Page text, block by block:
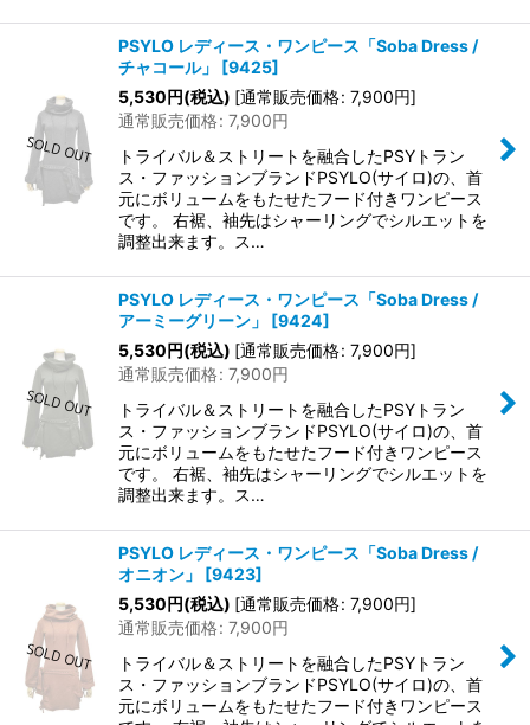
PSYLO レディース・ワンピース「Soba Dress /
チャコール」
[9425]
5,530円(税込) [通常販売価格: 7,900円]
通常販売価格: 7,900円
トライバル＆ストリートを融合したPSYトラン
ス・ファッションブランドPSYLO(サイロ)の、首
元にボリュームをもたせたフード付きワンピース
です。 右裾、袖先はシャーリングでシルエットを
調整出来ます。ス…
PSYLO レディース・ワンピース「Soba Dress /
アーミーグリーン」
[9424]
5,530円(税込) [通常販売価格: 7,900円]
通常販売価格: 7,900円
トライバル＆ストリートを融合したPSYトラン
ス・ファッションブランドPSYLO(サイロ)の、首
元にボリュームをもたせたフード付きワンピース
です。 右裾、袖先はシャーリングでシルエットを
調整出来ます。ス…
PSYLO レディース・ワンピース「Soba Dress /
オニオン」
[9423]
5,530円(税込) [通常販売価格: 7,900円]
通常販売価格: 7,900円
トライバル＆ストリートを融合したPSYトラン
ス・ファッションブランドPSYLO(サイロ)の、首
元にボリュームをもたせたフード付きワンピース